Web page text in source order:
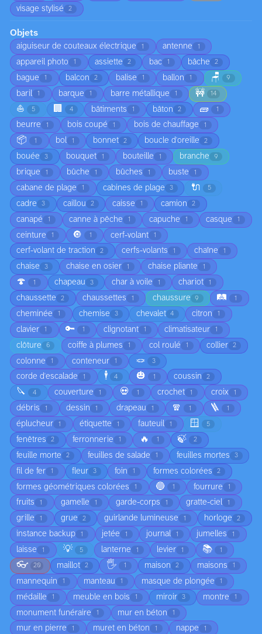
visage stylisé 2
Objets
aiguiseur de couteaux électrique 1 antenne 1
appareil photo 1 assiette 2 bac 1 bâche 2
bague 1 balcon 2 balise 1 ballon 1 🪑 9
baril 1 barque 1 barre métallique 1 🚧 14
⛵ 5 🏢 4 bâtiments 1 bâton 2 🧱 1
beurre 1 bois coupé 1 bois de chauffage 1
📦 1 bol 1 bonnet 2 boucle d'oreille 2
bouée 3 bouquet 1 bouteille 1 branche 9
brique 1 bûche 1 bûches 1 buste 1
cabane de plage 1 cabines de plage 3 🔌 5
cadre 3 caillou 2 caisse 1 camion 2
canapé 1 canne à pêche 1 capuche 1 casque 1
ceinture 1 🔘 1 cerf-volant 1
cerf-volant de traction 2 cerfs-volants 1 chaîne 1
chaise 3 chaise en osier 1 chaise pliante 1
🍄 1 chapeau 3 char à voile 1 chariot 1
chaussette 2 chaussettes 1 chaussure 9 🛤️ 1
cheminée 1 chemise 3 chevalet 4 citron 1
clavier 1 🔑 1 clignotant 1 climatisateur 1
clôture 6 coiffe à plumes 1 col roulé 1 collier 2
colonne 1 conteneur 1 🪢 3
corde d'escalade 1 🕴️ 4 🎃 1 coussin 2
🔪 4 couverture 1 💀 1 crochet 1 croix 1
débris 1 dessin 1 drapeau 1 🧣 1 🪜 1
éplucheur 1 étiquette 1 fauteuil 1 🪟 5
fenêtres 2 ferronnerie 1 🔥 1 🍃 2
feuille morte 2 feuilles de salade 1 feuilles mortes 3
fil de fer 1 fleur 3 foin 1 formes colorées 2
formes géométriques colorées 1 🔵 1 fourrure 1
fruits 1 gamelle 1 garde-corps 1 gratte-ciel 1
grille 1 grue 2 guirlande lumineuse 1 horloge 2
instance backup 1 jetée 1 journal 1 jumelles 1
laisse 1 💡 5 lanterne 1 levier 1 📚 1
👓 20 maillot 2 🖐️ 1 maison 2 maisons 1
mannequin 1 manteau 1 masque de plongée 1
médaille 1 meuble en bois 1 miroir 3 montre 1
monument funéraire 1 mur en béton 1
mur en pierre 1 muret en béton 1 nappe 1